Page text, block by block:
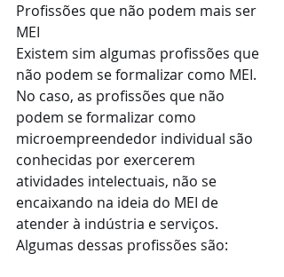
Profissões que não podem mais ser
MEI
Existem sim algumas profissões que
não podem se formalizar como MEI.
No caso, as profissões que não
podem se formalizar como
microempreendedor individual são
conhecidas por exercerem
atividades intelectuais, não se
encaixando na ideia do MEI de
atender à indústria e serviços.
Algumas dessas profissões são: